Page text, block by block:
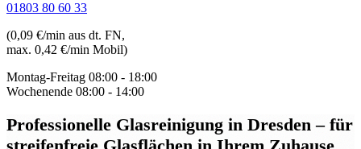
01803 80 60 33
(0,09 €/min aus dt. FN,
max. 0,42 €/min Mobil)
Montag-Freitag 08:00 - 18:00
Wochenende 08:00 - 14:00
Professionelle Glasreinigung in Dresden– für